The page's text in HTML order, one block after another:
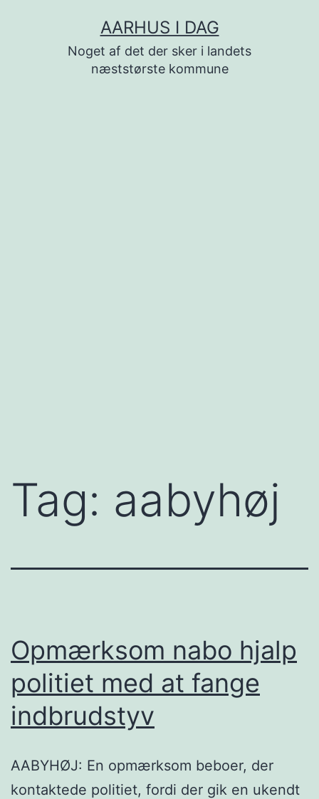
AARHUS I DAG
Noget af det der sker i landets
næststørste kommune
Tag: aabyhøj
Opmærksom nabo hjalp
politiet med at fange
indbrudstyv
AABYHØJ: En opmærksom beboer, der
kontaktede politiet, fordi der gik en ukendt